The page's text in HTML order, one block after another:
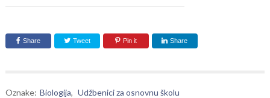
Share Tweet Pin it Share
Oznake: Biologija, Udžbenici za osnovnu školu